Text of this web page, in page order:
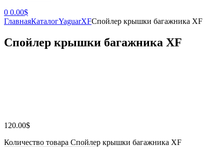
0 0.00$
ГлавнаяКаталогYaguarXFСпойлер крышки багажника XF
Спойлер крышки багажника XF
120.00$
Количество товара Спойлер крышки багажника XF